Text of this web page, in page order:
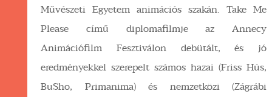
Művészeti Egyetem animációs szakán. Take Me
Please című diplomafilmje az Annecy
Animációfilm Fesztiválon debütált, és jó
eredményekkel szerepelt számos hazai (Friss Hús,
BuSho, Primanima) és nemzetközi (Zágrábi